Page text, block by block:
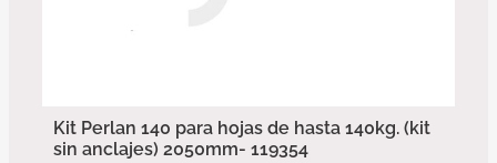
Kit Perlan 140 para hojas de hasta 140kg. (kit
sin anclajes) 2050mm- 119354